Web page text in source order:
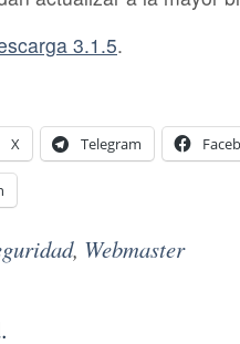
3.1.5.
X Telegram
, Webmaster